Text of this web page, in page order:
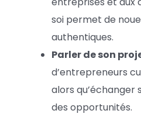
soi permet de
authentiques.
Parler de son
d’entrepreneurs
alors qu’échanger
des opportunités.